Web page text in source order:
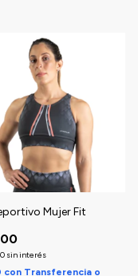
Mujer Fit
sin interés
con Transferencia o